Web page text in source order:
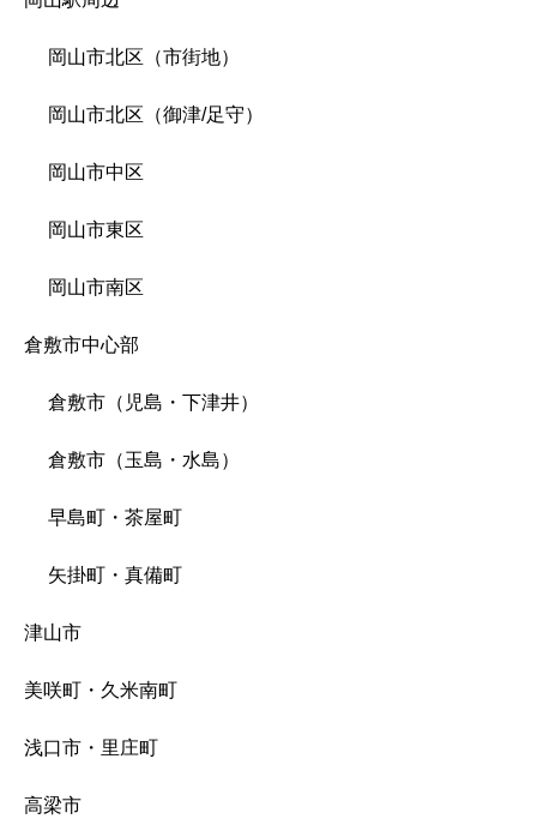
岡山市北区（市街地）
岡山市北区（御津/足守）
岡山市中区
岡山市東区
岡山市南区
倉敷市中心部
倉敷市（児島・下津井）
倉敷市（玉島・水島）
早島町・茶屋町
矢掛町・真備町
津山市
美咲町・久米南町
浅口市・里庄町
高梁市